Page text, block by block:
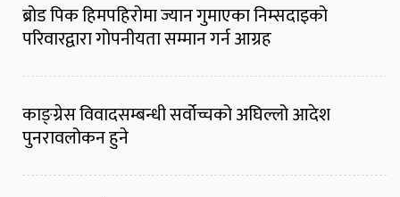
ब्रोड पिक हिमपहिरोमा ज्यान गुमाएका निम्सदाइको
परिवारद्वारा गोपनीयता सम्मान गर्न आग्रह
काङ्ग्रेस विवादसम्बन्धी सर्वोच्चको अघिल्लो आदेश
पुनरावलोकन हुने